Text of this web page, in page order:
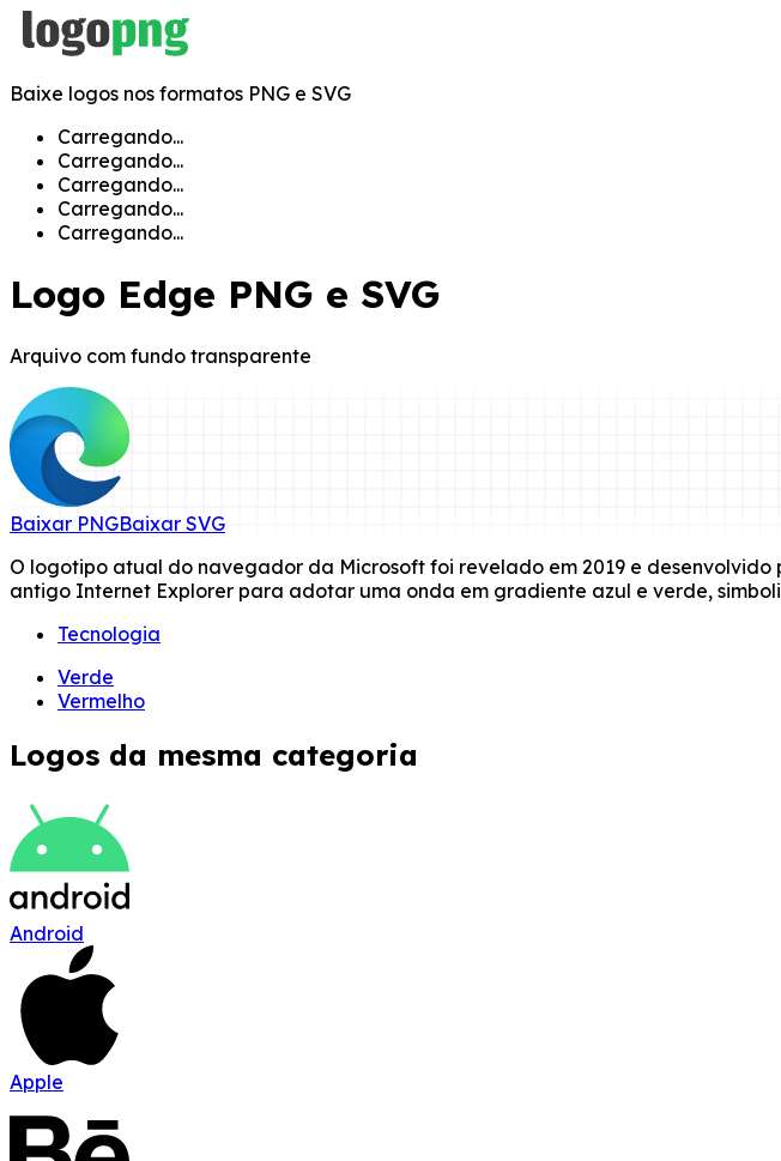
Baixe logos nos formatos PNG e SVG
Carregando...
Carregando...
Carregando...
Carregando...
Carregando...
Logo Edge PNG e SVG
Arquivo com fundo transparente
Baixar PNGBaixar SVG
O logotipo atual do navegador da Microsoft foi revelado em 2019 e
antigo Internet Explorer para adotar uma onda em gradiente azul e verde,
Tecnologia
Verde
Vermelho
Logos da mesma categoria
Android
Apple